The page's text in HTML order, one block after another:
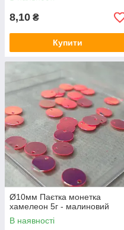
8,10 ₴
Купити
Ø10мм Паєтка монетка
хамелеон 5г - малиновий
В наявності